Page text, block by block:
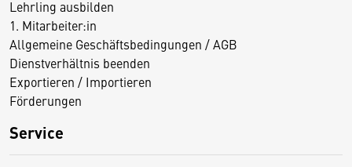
Lehrling ausbilden
1. Mitarbeiter:in
Allgemeine Geschäftsbedingungen / AGB
Dienstverhältnis beenden
Exportieren / Importieren
Förderungen
Service